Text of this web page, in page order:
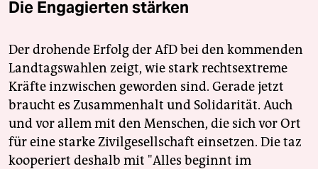
Die Engagierten stärken
Der drohende Erfolg der AfD bei den kommenden
Landtagswahlen zeigt, wie stark rechtsextreme
Kräfte inzwischen geworden sind. Gerade jetzt
braucht es Zusammenhalt und Solidarität. Auch
und vor allem mit den Menschen, die sich vor Ort
für eine starke Zivilgesellschaft einsetzen. Die taz
kooperiert deshalb mit "Alles beginnt im